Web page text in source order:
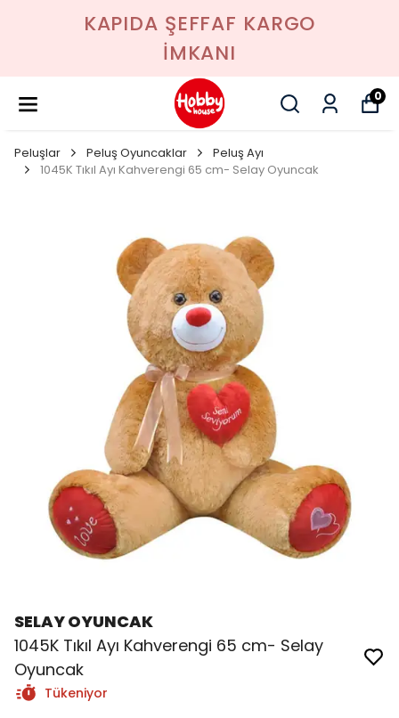
KAPIDA ŞEFFAF KARGO
İMKANI
0
Peluşlar Peluş Oyuncaklar
Peluş Ayı
1045K Tıkıl Ayı Kahverengi 65 cm- Selay Oyuncak
SELAY OYUNCAK
1045K Tıkıl Ayı Kahverengi 65 cm- Selay
Oyuncak
Tükeniyor